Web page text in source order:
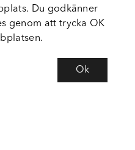
Du godkänner
genom att trycka OK
Ok